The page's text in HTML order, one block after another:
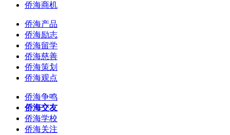
侨海商机
侨海产品
侨海励志
侨海留学
侨海慈善
侨海策划
侨海观点
侨海争鸣
侨海交友
侨海学校
侨海关注